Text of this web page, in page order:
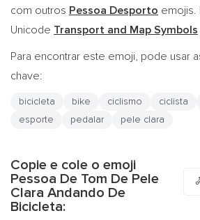
com outros Pessoa Desporto emojis.
Unicode Transport and Map Symbols
Para encontrar este emoji, pode usar
chave:
bicicleta bike ciclismo ciclista
esporte
pedalar pele clara
Copie e cole o emoji
Pessoa De Tom De Pele
Clara Andando De
Bicicleta: